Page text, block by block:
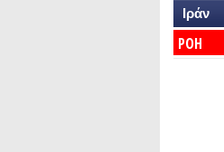
Ιράν
ΡΟΗ